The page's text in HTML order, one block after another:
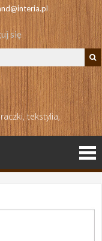
się
tekstylia,